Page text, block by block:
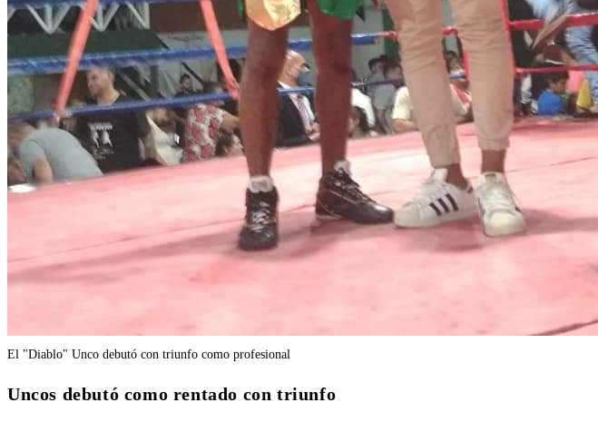
El "Diablo" Unco debutó con triunfo como profesional
Uncos debutó como rentado con triunfo